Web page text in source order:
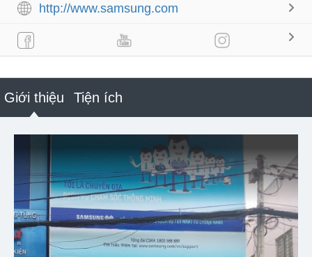
http://www.samsung.com
Giới thiệu Tiện ích